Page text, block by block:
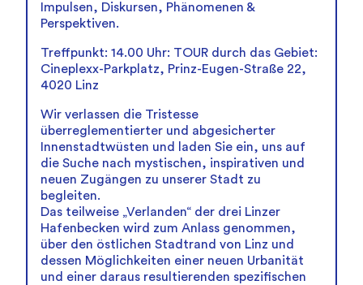
Impulsen, Diskursen, Phänomenen &
Perspektiven.
Treffpunkt: 14.00 Uhr: TOUR durch das Gebiet:
Cineplexx-Parkplatz, Prinz-Eugen-Straße 22,
4020 Linz
Wir verlassen die Tristesse
überreglementierter und abgesicherter
Innenstadtwüsten und laden Sie ein, uns auf
die Suche nach mystischen, inspirativen und
neuen Zugängen zu unserer Stadt zu
begleiten.
Das teilweise „Verlanden“ der drei Linzer
Hafenbecken wird zum Anlass genommen,
über den östlichen Stadtrand von Linz und
dessen Möglichkeiten einer neuen Urbanität
und einer daraus resultierenden spezifischen